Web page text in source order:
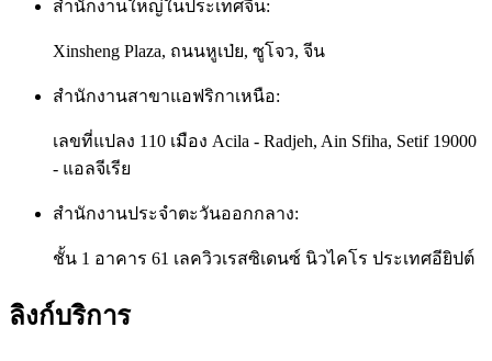
สำนักงานใหญ่ในประเทศจีน:
Xinsheng Plaza, ถนนหูเป่ย, ซูโจว, จีน
สำนักงานสาขาแอฟริกาเหนือ:
เลขที่แปลง 110 เมือง Acila - Radjeh, Ain Sfiha, Setif 19000
- แอลจีเรีย
สำนักงานประจำตะวันออกกลาง:
ชั้น 1 อาคาร 61 เลควิวเรสซิเดนซ์ นิวไคโร ประเทศอียิปต์
ลิงก์บริการ